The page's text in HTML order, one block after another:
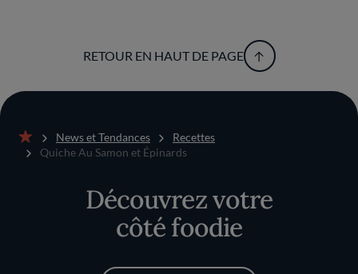
RETOUR EN HAUT DE PAGE
Accueil
News et Tendances
Recettes
Quiche Au Samon et Épinards
Découvrez votre
côté foodie